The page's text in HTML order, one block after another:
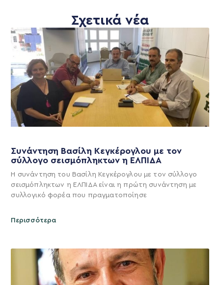
Σχετικά νέα
Συνάντηση Βασίλη Κεγκέρογλου με τον
σύλλογο σεισμόπληκτων η ΕΛΠΙΔΑ
Η συνάντηση του Βασίλη Κεγκέρογλου με τον σύλλογο
σεισμόπληκτων η ΕΛΠΙΔΑ είναι η πρώτη συνάντηση με
συλλογικό φορέα που πραγματοποίησε
Περισσότερα